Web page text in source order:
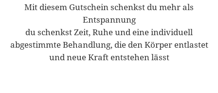
Mit diesem Gutschein schenkst du mehr als
Entspannung
du schenkst Zeit, Ruhe und eine individuell
abgestimmte Behandlung, die den Körper entlastet
und neue Kraft entstehen lässt